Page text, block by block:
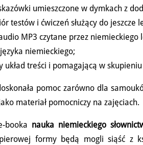
umieszczone w dymkach z
testów i ćwiczeń służący do jeszcze
MP3 czytane przez
niemieckiego;
układ treści i pomagającą w
pomoc zarówno dla
materiał pomocniczy na zajęciach.
booka nauka niemieckiego
formy będą mogli siąść z